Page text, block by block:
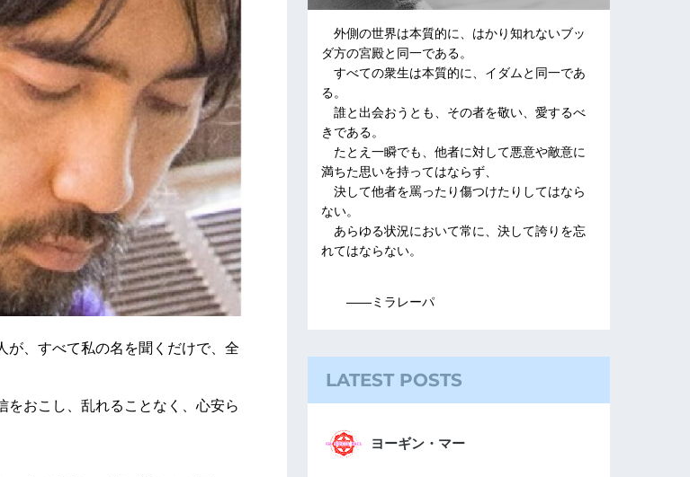
、すべて私の名を聞くだけで、全
おこし、乱れることなく、心安ら
外側の世界は本質的に、はかり知れないブッ
ダ方の宮殿と同一である。
すべての衆生は本質的に、イダムと同一であ
る。
誰と出会おうとも、その者を敬い、愛するべ
きである。
たとえ一瞬でも、他者に対して悪意や敵意に
満ちた思いを持ってはならず、
決して他者を罵ったり傷つけたりしてはなら
ない。
あらゆる状況において常に、決して誇りを忘
れてはならない。
――ミラレーパ
LATEST POSTS
ヨーギン・マー